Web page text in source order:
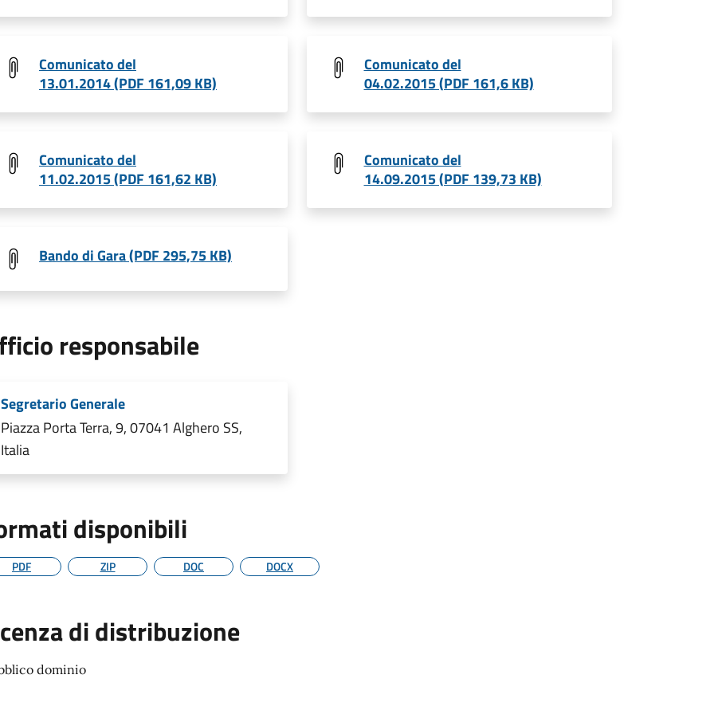
Comunicato del
13.01.2014 (PDF 161,09 KB)
Comunicato del
04.02.2015 (PDF 161,6 KB)
Comunicato del
11.02.2015 (PDF 161,62 KB)
Comunicato del
14.09.2015 (PDF 139,73 KB)
Bando di Gara (PDF 295,75 KB)
responsabile
Segretario Generale
Piazza Porta Terra, 9, 07041 Alghero SS,
Italia
disponibili
PDF ZIP DOC DOCX
di distribuzione
dominio